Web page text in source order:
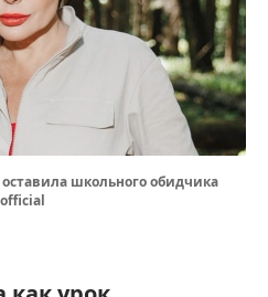
школьного обидчика